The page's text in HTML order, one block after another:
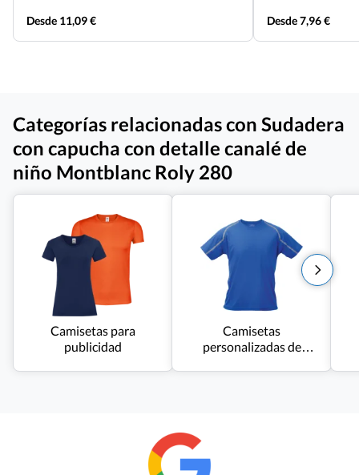
Desde 11,09 € Desde 7,96 €
Categorías relacionadas con Sudadera
con capucha con detalle canalé de
niño Montblanc Roly 280
Camisetas para
publicidad
Camisetas
personalizadas de